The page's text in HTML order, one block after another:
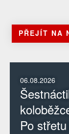
PŘEJÍT NA
06.08.2026
Po